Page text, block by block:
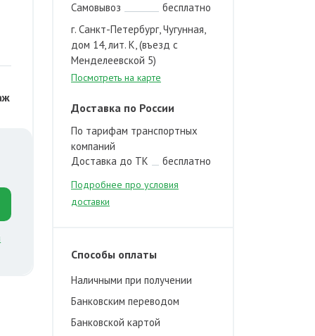
Самовывоз
бесплатно
г. Санкт-Петербург, Чугунная,
дом 14, лит. К, (въезд с
Менделеевской 5)
Посмотреть на карте
Доставка по России
По тарифам транспортных
компаний
Доставка до ТК
бесплатно
Подробнее про условия
доставки
Способы оплаты
Наличными при получении
Банковским переводом
Банковской картой